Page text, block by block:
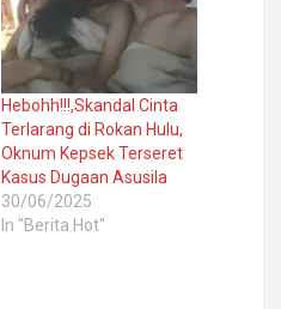
Hebohh!!!,Skandal Cinta
Terlarang di Rokan Hulu,
Oknum Kepsek Terseret
Kasus Dugaan Asusila
30/06/2025
In "Berita Hot"